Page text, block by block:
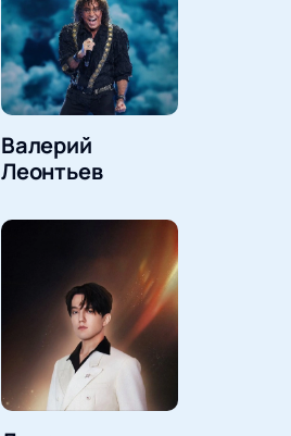
Валерий
Леонтьев